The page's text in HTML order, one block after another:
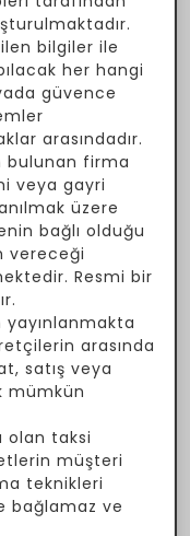
bilgiler ile
her hangi
güvence
arasındadır.
bulunan firma
veya gayri
üzere
bağlı olduğu
vereceği
Resmi bir
arasında
satış veya
mümkün
olan taksi
müşteri
teknikleri
bağlamaz ve